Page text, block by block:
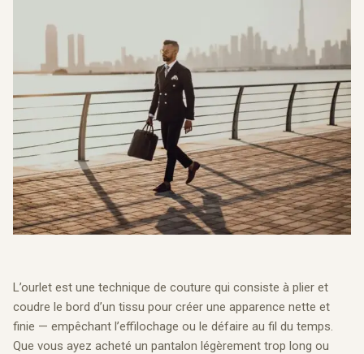
L’ourlet est une technique de couture qui consiste à plier et
coudre le bord d’un tissu pour créer une apparence nette et
finie — empêchant l’effilochage ou le défaire au fil du temps.
Que vous ayez acheté un pantalon légèrement trop long ou